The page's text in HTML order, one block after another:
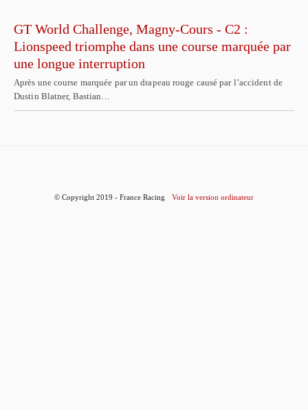
GT World Challenge, Magny-Cours - C2 :
Lionspeed triomphe dans une course marquée par
une longue interruption
Après une course marquée par un drapeau rouge causé par l’accident de
Dustin Blatner, Bastian…
© Copyright 2019 - France Racing Voir la version ordinateur